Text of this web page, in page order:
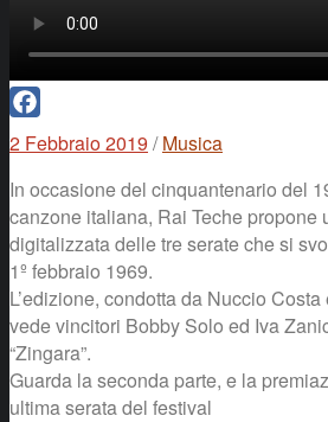
Facebook
2 Febbraio 2019 / Musica
In occasione del cinquantenario del
canzone italiana, Rai Teche propone
digitalizzata delle tre serate che si
1º febbraio 1969.
L’edizione, condotta da Nuccio
vede vincitori Bobby Solo ed Iva
“Zingara”.
Guarda la seconda parte, e la
ultima serata del festival